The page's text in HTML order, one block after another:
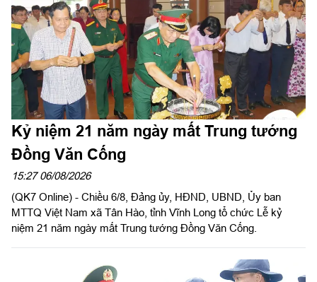
Kỷ niệm 21 năm ngày mất Trung tướng
Đồng Văn Cống
15:27 06/08/2026
(QK7 Online) - Chiều 6/8, Đảng ủy, HĐND, UBND, Ủy ban
MTTQ Việt Nam xã Tân Hào, tỉnh Vĩnh Long tổ chức Lễ kỷ
niệm 21 năm ngày mất Trung tướng Đồng Văn Cống.